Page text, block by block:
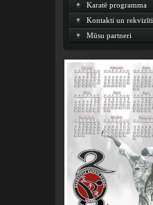
Karatē programma
Kontakti un rekvizīti
Mūsu partneri